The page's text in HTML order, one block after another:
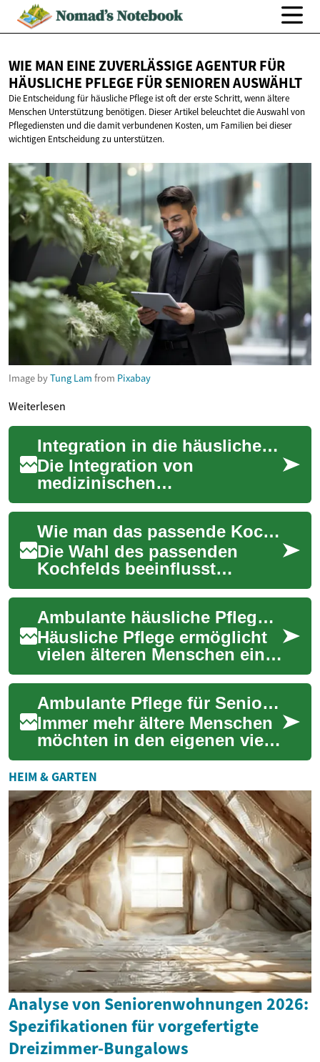
WIE MAN EINE ZUVERLÄSSIGE AGENTUR FÜR
HÄUSLICHE PFLEGE FÜRSENIOREN AUSWÄHLT
Die Entscheidung für häusliche Pflege ist oft der erste Schritt, wenn ältere
Menschen Unterstützung benötigen. Dieser Artikel beleuchtet die Auswahl von
Pflegediensten und die damit verbundenen Kosten, um Familien bei dieser
wichtigen Entscheidung zu unterstützen.
Image byTung Lam from Pixabay
Weiterlesen
Integration in die häusliche Pflege und Betreuungsprozesse
Die Integration von
medizinischen
Notrufsystemen in die
häusliche Pflege verändert,
wie Notfälle erkannt und
betreut ...
Wie man das passende Kochfeld für verschiedene Kochstile auswählt
Die Wahl des passenden
Kochfelds beeinflusst
Kochverhalten,
Energieverbrauch und
Sicherheit in der Küche.
Dieser Text...
Ambulante häusliche Pflege: Unterstützung für ältere Menschen
Häusliche Pflege ermöglicht
vielen älteren Menschen ein
selbstbestimmtes Leben in
vertrauter Umgebung. Sie
umfasst me...
Ambulante Pflege für Senioren: Alltagshilfe & Betreuung
Immer mehr ältere Menschen
möchten in den eigenen vier
Wänden bleiben, brauchen
aber Unterstützung im Alltag.
Unser R...
HEIM & GARTEN
Analyse von Seniorenwohnungen 2026:
Spezifikationen für vorgefertigte
Dreizimmer-Bungalows